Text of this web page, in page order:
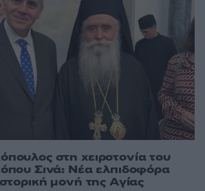
στη χειροτονία του
Σινά: Νέα ελπιδοφόρα
μονή της Αγίας